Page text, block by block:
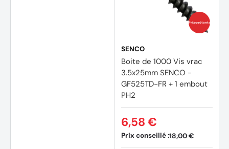
Prix coûtants
SENCO
Boite de 1000 Vis vrac
3.5x25mm SENCO -
GF525TD-FR + 1 embout
PH2
Prix conseillé :18,00 €
6,58 €